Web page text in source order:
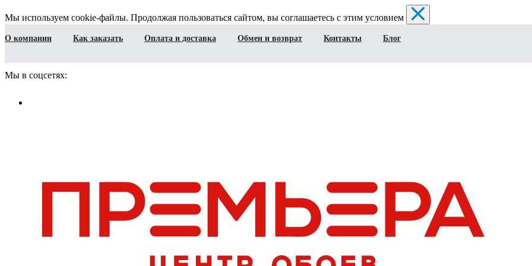
Мы используем cookie-файлы. Продолжая пользоваться сайтом, вы соглашаетесь с этим условием
О компании Как заказать Оплата и доставка Обмен и возврат Контакты
Блог
Мы в соцсетях: